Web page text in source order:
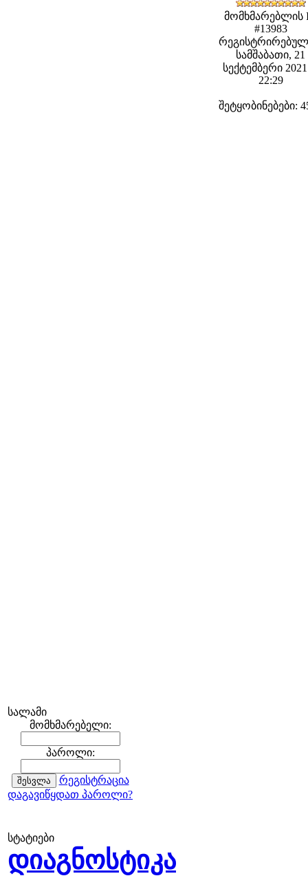
სალამი
მომხმარებელი:
პაროლი:
რეგისტრაცია
დაგავიწყდათ პაროლი?
სტატიები
დიაგნოსტიკა
მომხმარებლის
#13983
სამშაბათი, 21
სექტემბერი
22:29
შეტყობინებები: